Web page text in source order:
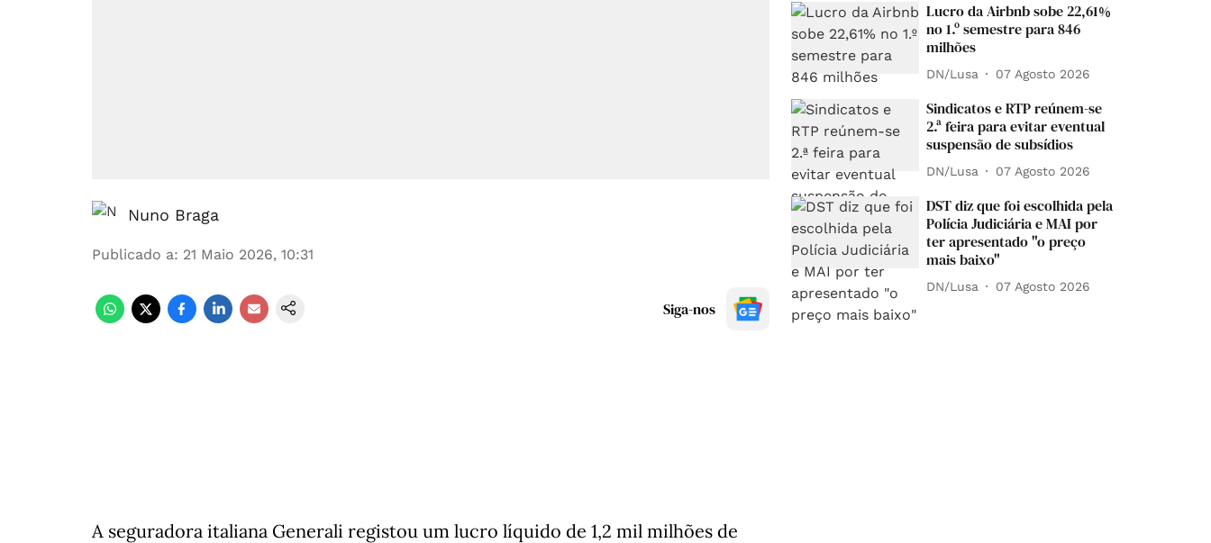
Nuno Braga
Publicado a: 21 Maio 2026, 10:31
Siga-nos
A seguradora italiana Generali registou um lucro líquido de 1,2 mil milhões de
Lucro da Airbnb sobe 22,61%
no 1.º semestre para 846
milhões
DN/Lusa 07 Agosto 2026
Sindicatos e RTP reúnem-se
2.ª feira para evitar eventual
suspensão de subsídios
DN/Lusa 07 Agosto 2026
DST diz que foi escolhida pela
Polícia Judiciária e MAI por
ter apresentado "o preço
mais baixo"
DN/Lusa 07 Agosto 2026